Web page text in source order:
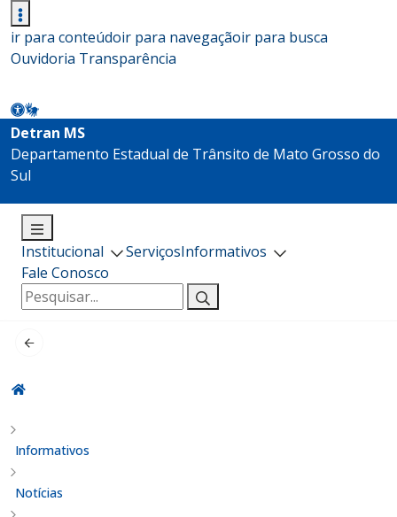
ir para conteúdoir para navegaçãoir para busca
Ouvidoria Transparência
Detran MS
Departamento Estadual de Trânsito de Mato Grosso do
Sul
Institucional ServiçosInformativos
Fale Conosco
Pesquisar
por:
Informativos
Notícias